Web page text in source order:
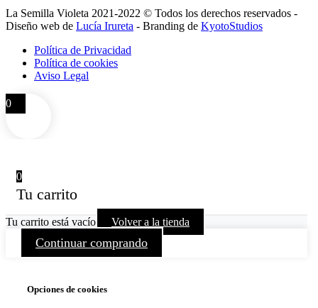
La Semilla Violeta 2021-2022 © Todos los derechos reservados -
Diseño web de Lucía Irureta - Branding de KyotoStudios
Política de Privacidad
Política de cookies
Aviso Legal
0
0
Tu carrito
Tu carrito está vacío Volver a la tienda
Continuar comprando
Opciones de cookies